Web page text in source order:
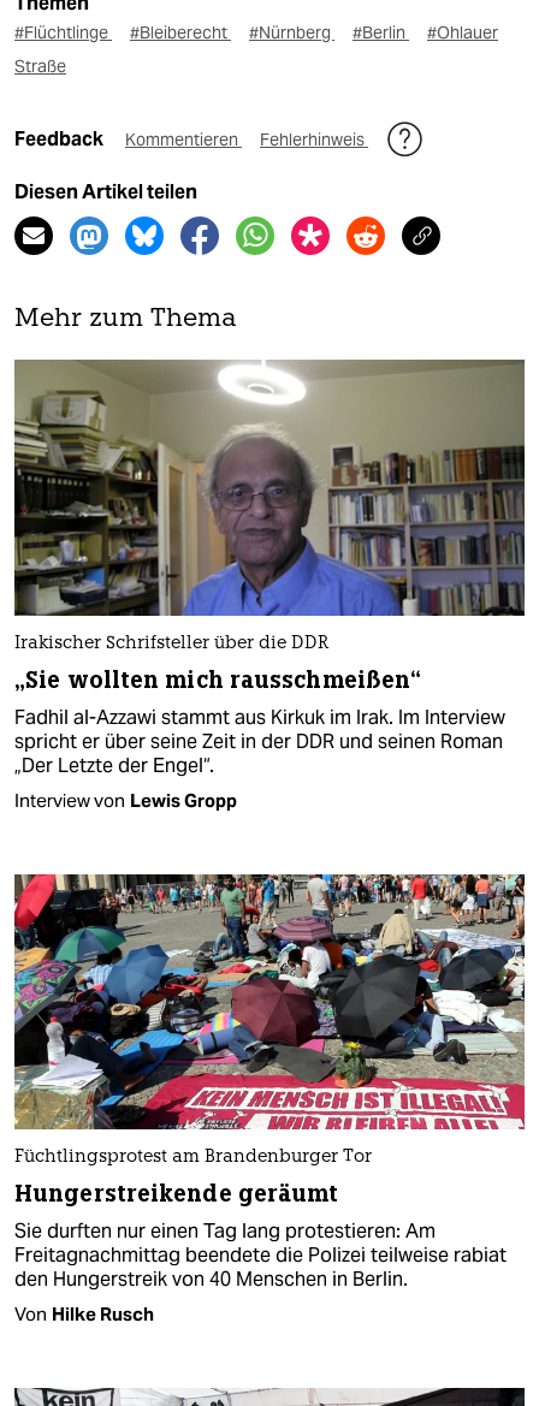
#Flüchtlinge #Bleiberecht #Nürnberg #Berlin
#Ohlauer
Straße
Feedback Kommentieren Fehlerhinweis
Diesen Artikel teilen
Mehr zum Thema
Irakischer Schrifsteller über die DDR
„Sie wollten mich rausschmeißen“
Fadhil al-Azzawi stammt aus Kirkuk im Irak. Im Interview
spricht er über seine Zeit in der DDR und seinen Roman
„Der Letzte der Engel“.
Interview von Lewis Gropp
Füchtlingsprotest am Brandenburger Tor
Hungerstreikende geräumt
Sie durften nur einen Tag lang protestieren: Am
Freitagnachmittag beendete die Polizei teilweise rabiat
den Hungerstreik von 40 Menschen in Berlin.
Von Hilke Rusch